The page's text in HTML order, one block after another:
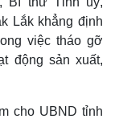
Lắk khẳng định
việc tháo gỡ
động sản xuất,
cho UBND tỉnh